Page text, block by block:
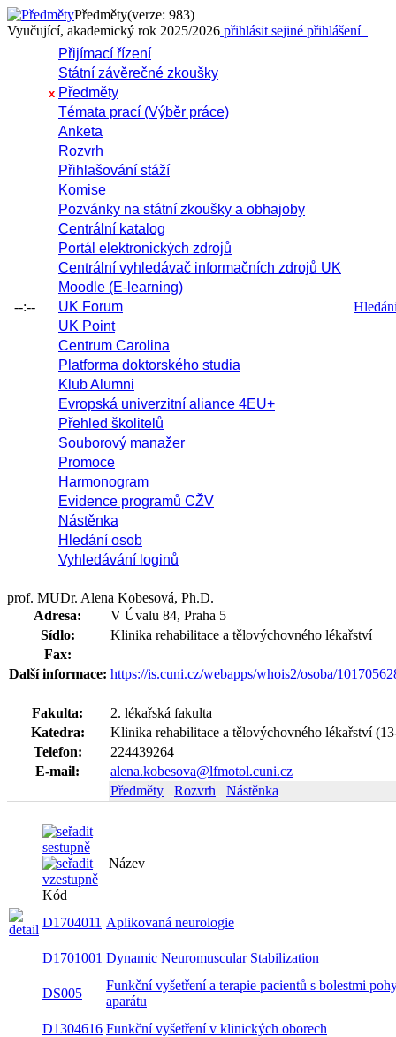
Předměty(verze: 983)
Vyučující, akademický rok 2025/2026 přihlásit sejiné přihlášení
--:--
Přijímací řízení
Státní závěrečné zkoušky
x Předměty
Témata prací (Výběr práce)
Anketa
Rozvrh
Přihlašování stáží
Komise
Pozvánky na státní zkoušky a obhajoby
Centrální katalog
Portál elektronických zdrojů
Centrální vyhledávač informačních zdrojů UK
Moodle (E-learning)
UK Forum
UK Point
Centrum Carolina
Platforma doktorského studia
Klub Alumni
Evropská univerzitní aliance 4EU+
Přehled školitelů
Souborový manažer
Promoce
Harmonogram
Evidence programů CŽV
Nástěnka
Hledání osob
Vyhledávání loginů
prof. MUDr. Alena Kobesová, Ph.D.
Adresa:
V Úvalu 84, Praha 5
Sídlo:
Klinika rehabilitace a tělovýchovného lékařství
Fax:
Další informace: https://is.cuni.cz/webapps/whois2/osoba/
Fakulta:
2. lékařská fakulta
Katedra:
Klinika rehabilitace a tělovýchovného lékařství
Telefon:
224439264
E-mail:
alena.kobesova@lfmotol.cuni.cz
Předměty
Rozvrh Nástěnka
Kód
D1704011 Aplikovaná neurologie
D1701001 Dynamic Neuromuscular Stabilization
DS005
Funkční vyšetření a terapie pacientů s bolestmi
pohybového aparátu
D1304616 Funkční vyšetření v klinických oborech